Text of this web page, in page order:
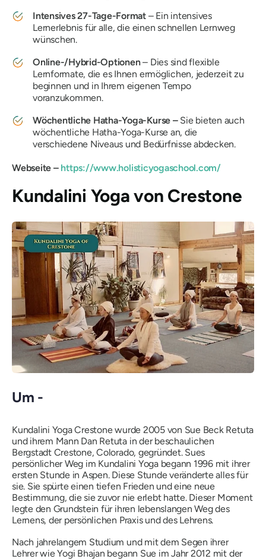
Intensives 27-Tage-Format – Ein intensives
Lernerlebnis für alle, die einen schnellen Lernweg
wünschen.
Online-/Hybrid-Optionen– Dies sind flexible
Lernformate, die es Ihnen ermöglichen, jederzeit zu
beginnen und in Ihrem eigenen Tempo
voranzukommen.
Wöchentliche Hatha-Yoga-Kurse – Sie bieten auch
wöchentliche Hatha-Yoga-Kurse an, die
verschiedene Niveaus und Bedürfnisse abdecken.
Webseite – https://www.holisticyogaschool.com/
Kundalini Yoga von Crestone
Um -
Kundalini Yoga Crestone wurde 2005 von Sue Beck Retuta
und ihrem Mann Dan Retuta in der beschaulichen
Bergstadt Crestone, Colorado, gegründet. Sues
persönlicher Weg im Kundalini Yoga begann 1996 mit ihrer
ersten Stunde in Aspen. Diese Stunde veränderte alles für
sie. Sie spürte einen tiefen Frieden und eine neue
Bestimmung, die sie zuvor nie erlebt hatte. Dieser Moment
legte den Grundstein für ihren lebenslangen Weg des
Lernens, der persönlichen Praxis und des Lehrens.
Nach jahrelangem Studium und mit dem Segen ihrer
Lehrer wie Yogi Bhajan begann Sue im Jahr 2012 mit der